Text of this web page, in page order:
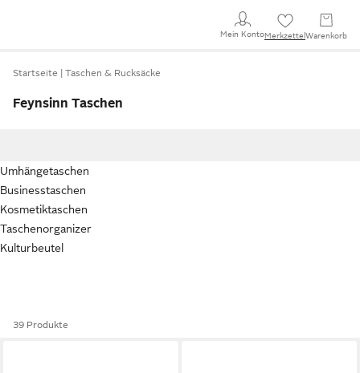
Mein KontoMerkzettel Warenkorb
Startseite Taschen & Rucksäcke
Feynsinn Taschen
Umhängetaschen
Businesstaschen
Kosmetiktaschen
Taschenorganizer
Kulturbeutel
39 Produkte